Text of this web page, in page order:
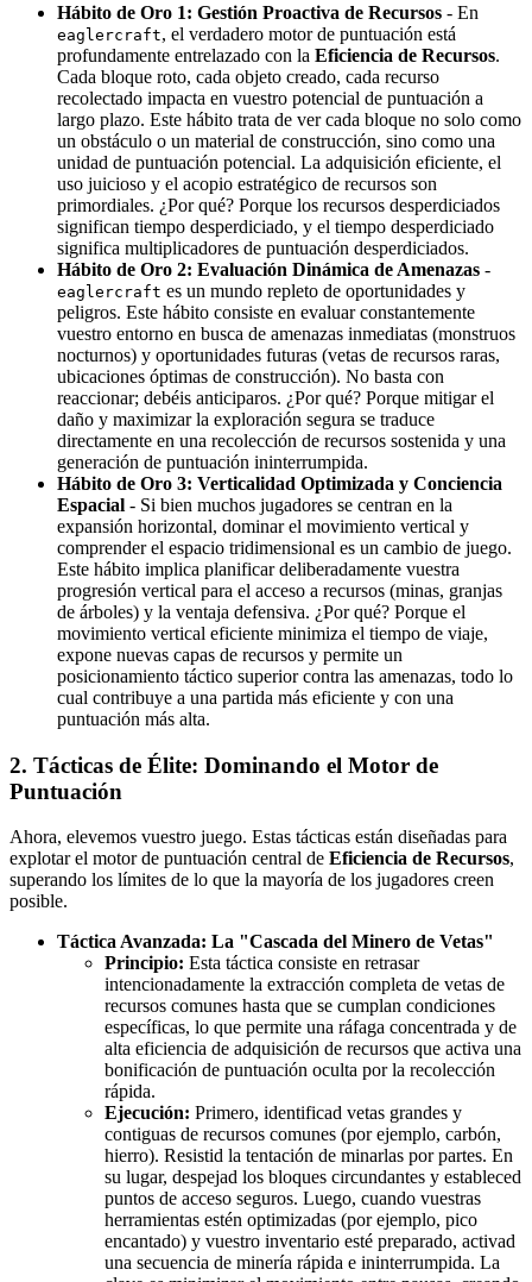
Hábito de Oro 1: Gestión Proactiva de Recursos - En
eaglercraft, el verdadero motor de puntuación está
profundamente entrelazado con la Eficiencia de Recursos.
Cada bloque roto, cada objeto creado, cada recurso
recolectado impacta en vuestro potencial de puntuación a
largo plazo. Este hábito trata de ver cada bloque no solo como
un obstáculo o un material de construcción, sino como una
unidad de puntuación potencial. La adquisición eficiente, el
uso juicioso y el acopio estratégico de recursos son
primordiales. ¿Por qué? Porque los recursos desperdiciados
significan tiempo desperdiciado, y el tiempo desperdiciado
significa multiplicadores de puntuación desperdiciados.
Hábito de Oro 2: Evaluación Dinámica de Amenazas -
eaglercraft es un mundo repleto de oportunidades y
peligros. Este hábito consiste en evaluar constantemente
vuestro entorno en busca de amenazas inmediatas (monstruos
nocturnos) y oportunidades futuras (vetas de recursos raras,
ubicaciones óptimas de construcción). No basta con
reaccionar; debéis anticiparos. ¿Por qué? Porque mitigar el
daño y maximizar la exploración segura se traduce
directamente en una recolección de recursos sostenida y una
generación de puntuación ininterrumpida.
Hábito de Oro 3: Verticalidad Optimizada y Conciencia
Espacial - Si bien muchos jugadores se centran en la
expansión horizontal, dominar el movimiento vertical y
comprender el espacio tridimensional es un cambio de juego.
Este hábito implica planificar deliberadamente vuestra
progresión vertical para el acceso a recursos (minas, granjas
de árboles) y la ventaja defensiva. ¿Por qué? Porque el
movimiento vertical eficiente minimiza el tiempo de viaje,
expone nuevas capas de recursos y permite un
posicionamiento táctico superior contra las amenazas, todo lo
cual contribuye a una partida más eficiente y con una
puntuación más alta.
2. Tácticas de Élite: Dominando el Motor de
Puntuación
Ahora, elevemos vuestro juego. Estas tácticas están diseñadas para
explotar el motor de puntuación central de Eficiencia de Recursos,
superando los límites de lo que la mayoría de los jugadores creen
posible.
Táctica Avanzada: La "Cascada del Minero de Vetas"
Principio: Esta táctica consiste en retrasar
intencionadamente la extracción completa de vetas de
recursos comunes hasta que se cumplan condiciones
específicas, lo que permite una ráfaga concentrada y de
alta eficiencia de adquisición de recursos que activa una
bonificación de puntuación oculta por la recolección
rápida.
Ejecución: Primero, identificad vetas grandes y
contiguas de recursos comunes (por ejemplo, carbón,
hierro). Resistid la tentación de minarlas por partes. En
su lugar, despejad los bloques circundantes y estableced
puntos de acceso seguros. Luego, cuando vuestras
herramientas estén optimizadas (por ejemplo, pico
encantado) y vuestro inventario esté preparado, activad
una secuencia de minería rápida e ininterrumpida. La